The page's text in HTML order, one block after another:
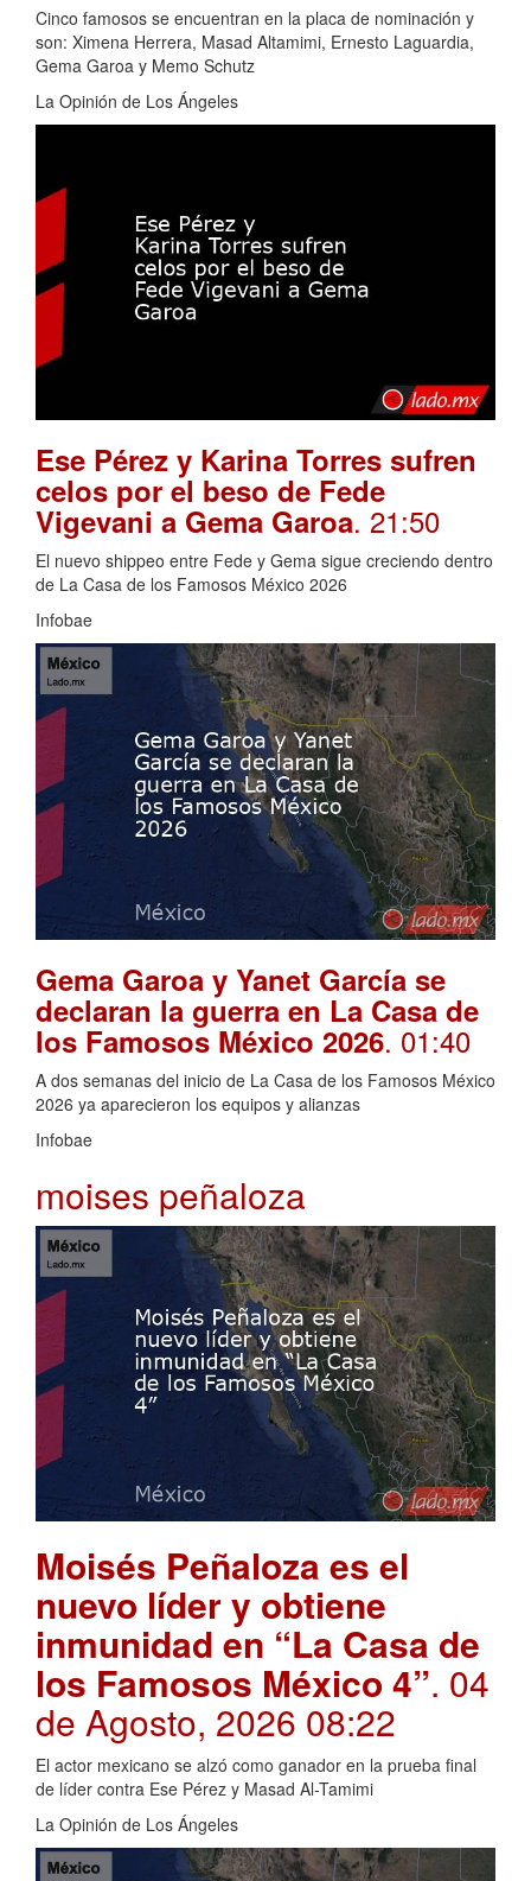
Cinco famosos se encuentran en la placa de nominación y
son: Ximena Herrera, Masad Altamimi, Ernesto Laguardia,
Gema Garoa y Memo Schutz
La Opinión de Los Ángeles
Ese Pérez y Karina Torres sufren
celos por el beso de Fede
Vigevani a Gema Garoa. 21:50
El nuevo shippeo entre Fede y Gema sigue creciendo dentro
de La Casa de los Famosos México 2026
Infobae
Gema Garoa y Yanet García se
declaran la guerra en La Casa de
los Famosos México 2026. 01:40
A dos semanas del inicio de La Casa de los Famosos México
2026 ya aparecieron los equipos y alianzas
Infobae
moises peñaloza
Moisés Peñaloza es el
nuevo líder y obtiene
inmunidad en “La Casa de
los Famosos México 4”. 04
de Agosto, 2026 08:22
El actor mexicano se alzó como ganador en la prueba final
de líder contra Ese Pérez y Masad Al-Tamimi
La Opinión de Los Ángeles